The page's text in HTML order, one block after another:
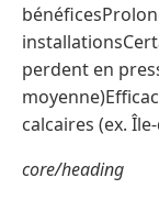
perdent en
calcaires (ex.
core/heading